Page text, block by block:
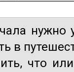
нужно
в
что